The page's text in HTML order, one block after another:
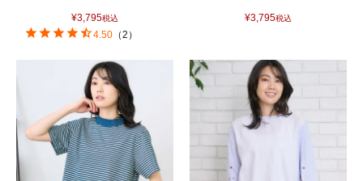
¥3,795税込
4.50 （2 ）
¥3,795税込